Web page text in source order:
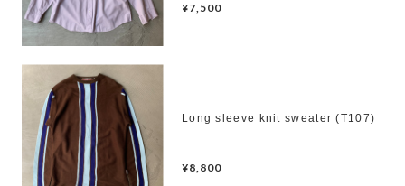
¥7,500
Long sleeve knit sweater (T107)
¥8,800